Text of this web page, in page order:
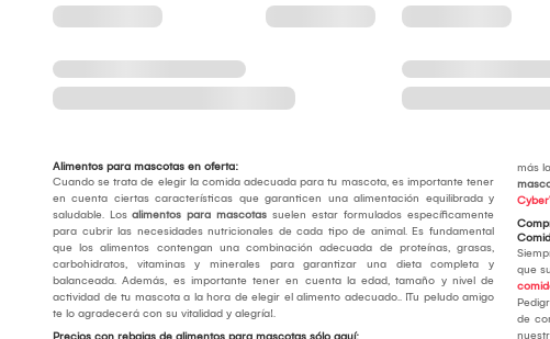
Alimentos para mascotas en oferta:
Cuando se trata de elegir la comida adecuada para tu mascota, es importante tener
en cuenta ciertas características que garanticen una alimentación equilibrada y
saludable. Los alimentos para mascotas suelen estar formulados específicamente
para cubrir las necesidades nutricionales de cada tipo de animal. Es fundamental
que los alimentos contengan una combinación adecuada de proteínas, grasas,
carbohidratos, vitaminas y minerales para garantizar una dieta completa y
balanceada. Además, es importante tener en cuenta la edad, tamaño y nivel de
actividad de tu mascota a la hora de elegir el alimento adecuado.. ¡Tu peludo amigo
te lo agradecerá con su vitalidad y alegría!.
más
que
de